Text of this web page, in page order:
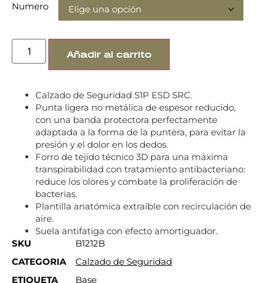
Numero
Añadir al carrito
Calzado de Seguridad S1P ESD SRC.
Punta ligera no metálica de espesor reducido,
con una banda protectora perfectamente
adaptada a la forma de la puntera, para evitar la
presión y el dolor en los dedos.
Forro de tejido técnico 3D para una máxima
transpirabilidad con tratamiento antibacteriano:
reduce los olores y combate la proliferación de
bacterias.
Plantilla anatómica extraíble con recirculación de
aire.
Suela antifatiga con efecto amortiguador.
SKU
B1212B
CATEGORIA
Calzado de Seguridad
ETIQUETA
Base